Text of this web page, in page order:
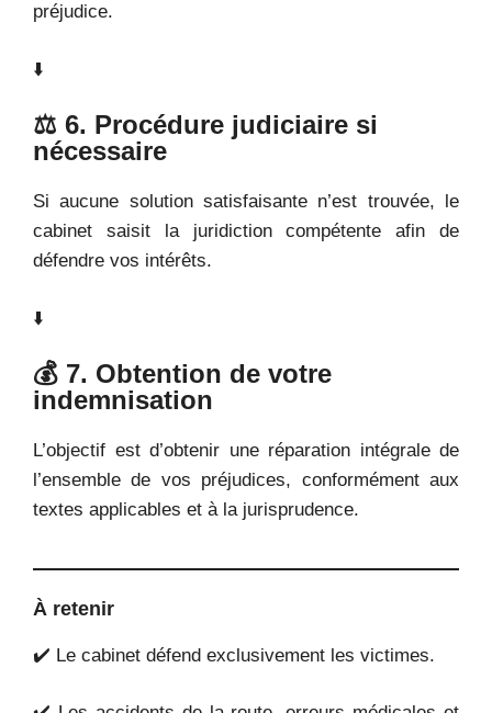
préjudice.
⬇️
⚖️ 6. Procédure judiciaire si
nécessaire
Si aucune solution satisfaisante n’est trouvée, le
cabinet saisit la juridiction compétente afin de
défendre vos intérêts.
⬇️
💰 7. Obtention de votre
indemnisation
L’objectif est d’obtenir une réparation intégrale de
l’ensemble de vos préjudices, conformément aux
textes applicables et à la jurisprudence.
À retenir
✔️ Le cabinet défend exclusivement les victimes.